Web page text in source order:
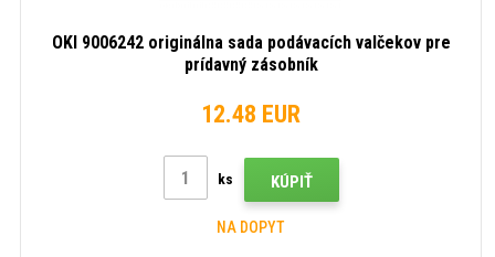
OKI 9006242 originálna sada podávacích valčekov pre
prídavný zásobník
12.48 EUR
ks KÚPIŤ
NA DOPYT